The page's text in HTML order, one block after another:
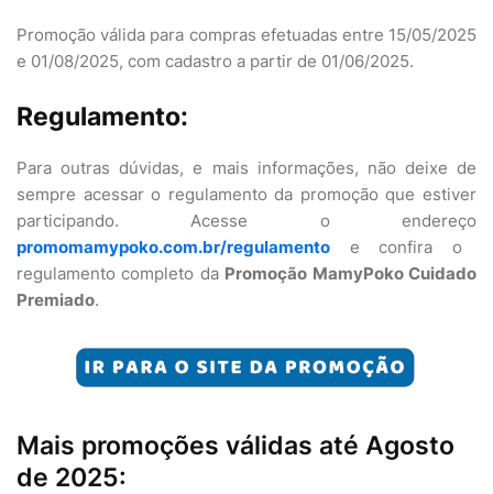
Promoção válida para compras efetuadas entre 15/05/2025
e 01/08/2025, com cadastro a partir de 01/06/2025.
Regulamento:
Para outras dúvidas, e mais informações, não deixe de
sempre acessar o regulamento da promoção que estiver
participando. Acesse o endereço
promomamypoko.com.br/regulamento e confira o
regulamento completo da Promoção MamyPoko Cuidado
Premiado.
Mais promoções válidas até Agosto
de 2025: